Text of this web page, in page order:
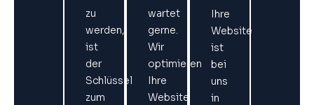
zu
werden,
ist
der
Schlüssel
zum
wartet
gerne.
Wir
optimieren
Ihre
Website
Ihre
Website
ist
bei
uns
in